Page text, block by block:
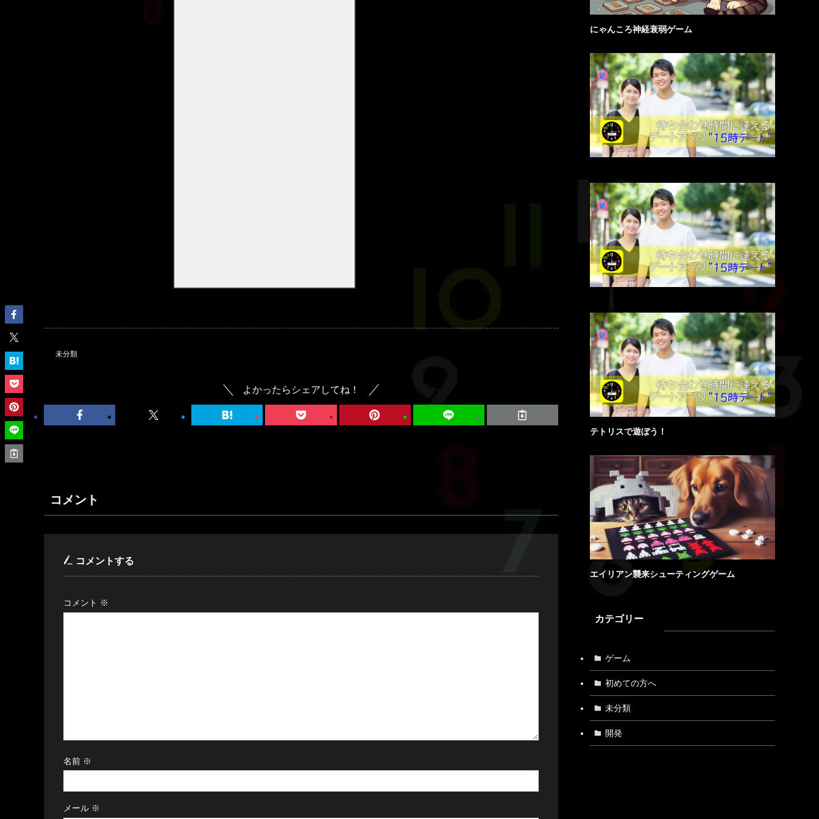
未分類
よかったらシェアしてね！
コメント
コメントする
コメント ※
名前 ※
メール ※
にゃんころ神経衰弱ゲーム
テトリスで遊ぼう！
エイリアン襲来シューティングゲーム
カテゴリー
ゲーム
初めての方へ
未分類
開発